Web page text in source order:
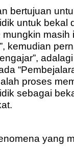
bertujuan
untuk bekal
masih
kemudian
proses
sebagai
yang